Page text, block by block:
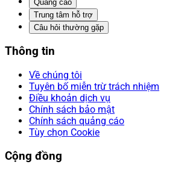
Quảng cáo
Trung tâm hỗ trợ
Câu hỏi thường gặp
Thông tin
Về chúng tôi
Tuyên bố miễn trừ trách nhiệm
Điều khoản dịch vụ
Chính sách bảo mật
Chính sách quảng cáo
Tùy chọn Cookie
Cộng đồng